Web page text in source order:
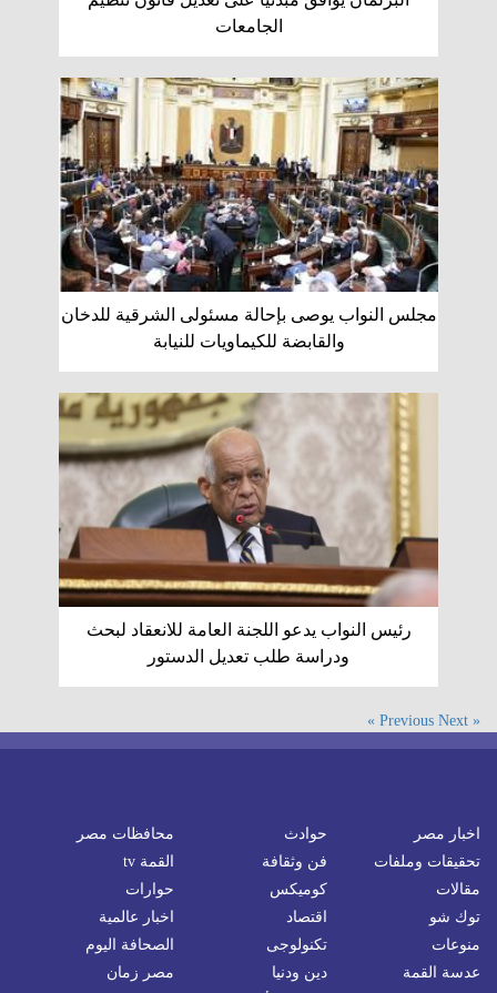
الجامعات
مجلس النواب يوصى بإحالة مسئولى الشرقية للدخان
والقابضة للكيماويات للنيابة
رئيس النواب يدعو اللجنة العامة للانعقاد لبحث
ودراسة طلب تعديل الدستور
« Previous
Next »
اخبار مصر حوادث
محافظات مصر
تحقيقات وملفات
فن وثقافة
القمة tv
مقالات
كوميكس
حوارات
توك شو
اقتصاد
اخبار عالمية
منوعات
تكنولوجى
الصحافة اليوم
عدسة القمة
دين ودنيا
مصر زمان